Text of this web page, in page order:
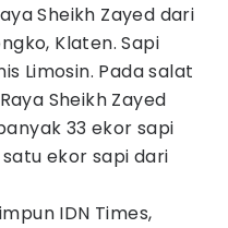
Sheikh Zayed dari
Klaten. Sapi
Limosin. Pada salat
Sheikh Zayed
33 ekor sapi
ekor sapi dari
IDN Times,